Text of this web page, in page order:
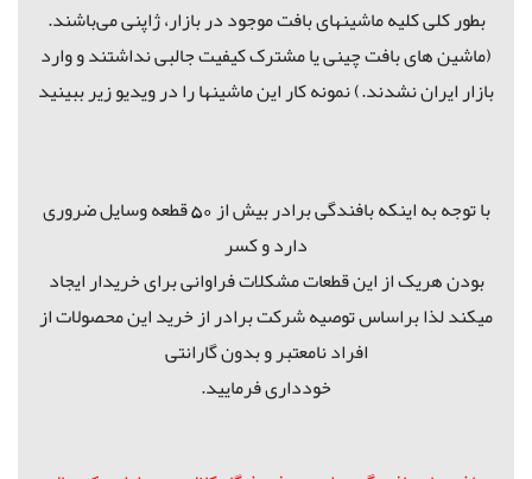
بطور کلی کلیه ماشینهای بافت موجود در بازار، ژاپنی می‌باشند.
(ماشین های بافت چینی یا مشترک کیفیت جالبی نداشتند و وارد
بازار ایران نشدند.) نمونه کار این ماشینها را در ویدیو زیر ببینید
با توجه به اینکه بافندگی برادر بیش از 50 قطعه وسایل ضروری
دارد و کسر
بودن هریک از این قطعات مشکلات فراوانی برای خریدار ایجاد
میکند لذا براساس توصیه شرکت برادر از خرید این محصولات از
افراد نامعتبر و بدون گارانتی
خودداری فرمایید.